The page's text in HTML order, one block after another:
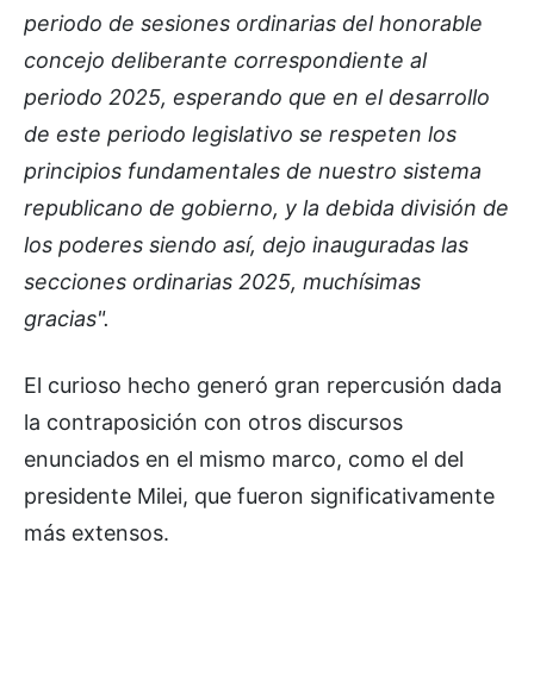
periodo de sesiones ordinarias del honorable
concejo deliberante correspondiente al
periodo 2025, esperando que en el desarrollo
de este periodo legislativo se respeten los
principios fundamentales de nuestro sistema
republicano de gobierno, y la debida división de
los poderes siendo así, dejo inauguradas las
secciones ordinarias 2025, muchísimas
gracias".
El curioso hecho generó gran repercusión dada
la contraposición con otros discursos
enunciados en el mismo marco, como el del
presidente Milei, que fueron significativamente
más extensos.